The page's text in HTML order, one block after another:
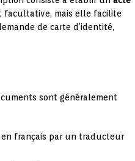
facultative, mais elle facilite
de carte d’identité,
sont généralement
en français par un traducteur